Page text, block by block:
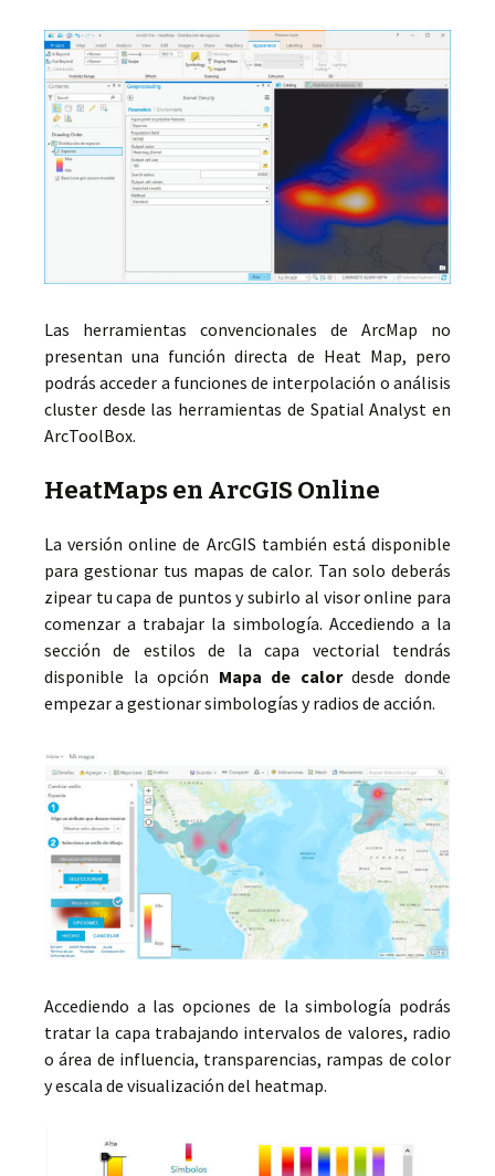
Las herramientas convencionales de ArcMap no
presentan una función directa de Heat Map, pero
podrás acceder a funciones de interpolación o análisis
cluster desde las herramientas de Spatial Analyst en
ArcToolBox.
HeatMaps en ArcGIS Online
La versión online de ArcGIS también está disponible
para gestionar tus mapas de calor. Tan solo deberás
zipear tu capa de puntos y subirlo al visor online para
comenzar a trabajar la simbología. Accediendo a la
sección de estilos de la capa vectorial tendrás
disponible la opción Mapa de calordesde donde
empezar a gestionar simbologías y radios de acción.
Accediendo a las opciones de la simbología podrás
tratar la capa trabajando intervalos de valores, radio
o área de influencia, transparencias, rampas de color
y escala de visualización del heatmap.